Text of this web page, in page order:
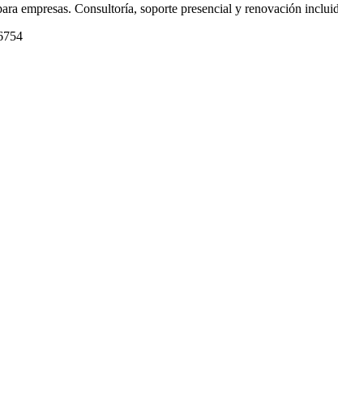
empresas. Consultoría, soporte presencial y renovación